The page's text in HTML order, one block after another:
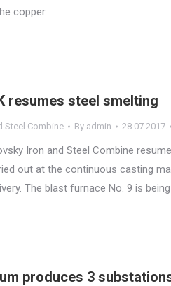
copper…
resumes steel smelting
Steel Combine By admin 28.07.2017
Iron and Steel Combine
out at the continuous casting
The blast furnace No. 9 is
produces 3